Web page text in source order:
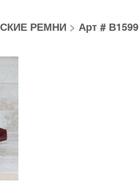
РЕМНИ > Арт # В1599